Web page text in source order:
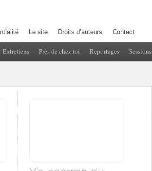
Le site Droits d’auteurs Contact
Entretiens Près de chez toi Reportages Sessions